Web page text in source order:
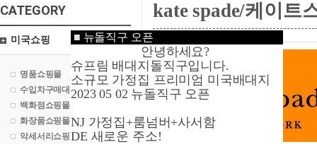
■ 뉴돌직구 오픈
안녕하세요?
슈프림 배대지돌직구입니다.
소규모 가정집 프리미엄 미국배대지
2023 05 02 뉴돌직구 오픈
NJ 가정집+룸넘버+사서함
DE 새로운 주소!
CATEGORY
미국쇼핑
명품쇼핑몰
수입차구매대행
백화점쇼핑몰
화장품쇼핑몰
악세서리쇼핑몰
kate spade/케이트